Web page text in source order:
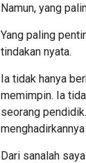
Namun, yang
Yang paling
tindakan nyata.
Ia tidak hanya
memimpin. Ia
seorang
Dari sanalah